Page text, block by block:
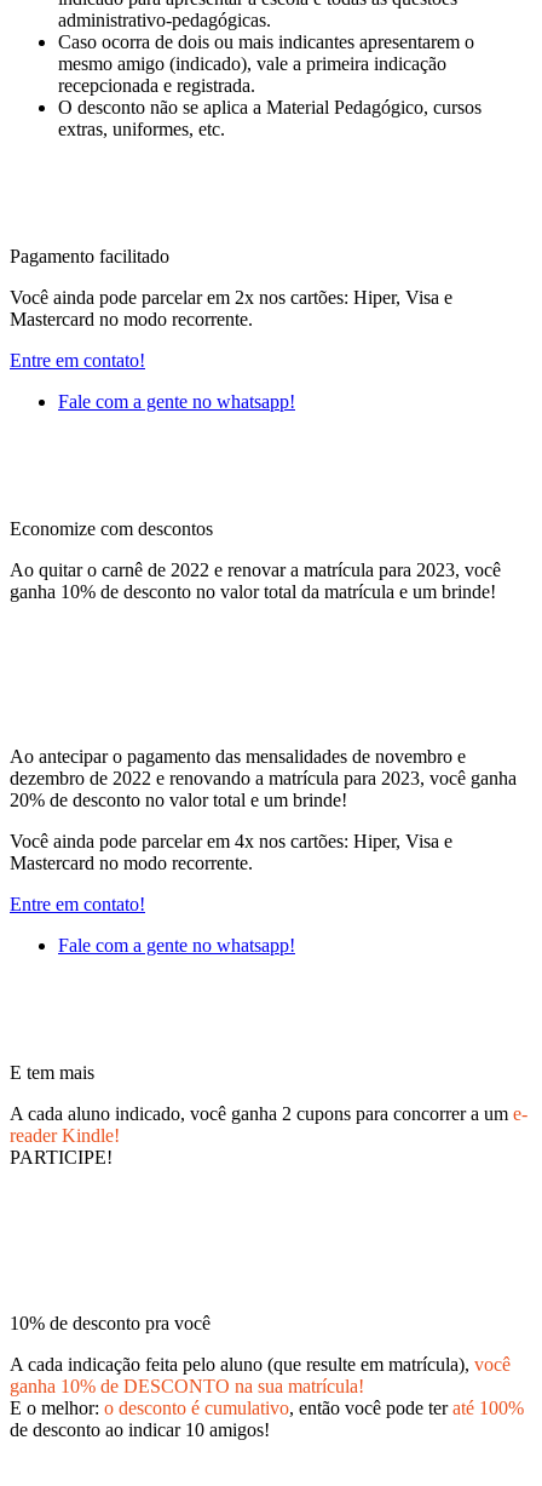
administrativo-pedagógicas.
Caso ocorra de dois ou mais indicantes apresentarem o
mesmo amigo (indicado), vale a primeira indicação
recepcionada e registrada.
O desconto não se aplica a Material Pedagógico, cursos
extras, uniformes, etc.
Pagamento facilitado
Você ainda pode parcelar em 2x nos cartões: Hiper, Visa e
Mastercard no modo recorrente.
Entre em contato!
Fale com a gente no whatsapp!
Economize com descontos
Ao quitar o carnê de 2022 e renovar a matrícula para 2023, você
ganha 10% de desconto no valor total da matrícula e um brinde!
Ao antecipar o pagamento das mensalidades de novembro e
dezembro de 2022 e renovando a matrícula para 2023, você ganha
20% de desconto no valor total e um brinde!
Você ainda pode parcelar em 4x nos cartões: Hiper, Visa e
Mastercard no modo recorrente.
Entre em contato!
Fale com a gente no whatsapp!
E tem mais
A cada aluno indicado, você ganha 2 cupons para concorrer a um e-
reader Kindle!
PARTICIPE!
10% de desconto pra você
A cada indicação feita pelo aluno (que resulte em matrícula), você
ganha 10% de DESCONTO na sua matrícula!
E o melhor: o desconto é cumulativo, então você pode teraté 100%
de desconto ao indicar 10 amigos!